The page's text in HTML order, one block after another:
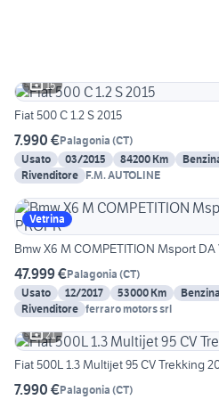
15
Fiat 500 C 1.2 S 2015
7.990 €Palagonia (CT)
Usato
03/2015 84200 Km
Rivenditore F.M. AUTOLINE
Vetrina
Bmw X6 M COMPETITION Msport DA
47.999 €Palagonia (CT)
Usato
12/2017 53000 Km Benzina
Rivenditore ferraro motors srl
21
Fiat 500L 1.3 Multijet 95 CV Trekking
7.990 €Palagonia (CT)